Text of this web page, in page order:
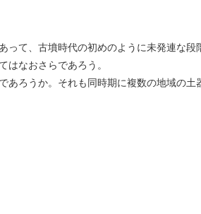
て、古墳時代の初めのように未発連な
はなおさらであろう。
ろうか。それも同時期に複数の地域の